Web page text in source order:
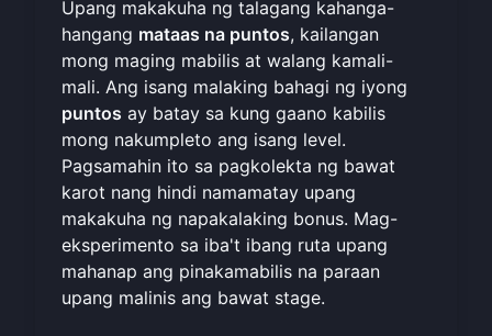
Upang makakuha ng talagang kahanga-
hangang mataas na puntos, kailangan
mong maging mabilis at walang kamali-
mali. Ang isang malaking bahagi ng iyong
puntos ay batay sa kung gaano kabilis
mong nakumpleto ang isang level.
Pagsamahin ito sa pagkolekta ng bawat
karot nang hindi namamatay upang
makakuha ng napakalaking bonus. Mag-
eksperimento sa iba't ibang ruta upang
mahanap ang pinakamabilis na paraan
upang malinis ang bawat stage.